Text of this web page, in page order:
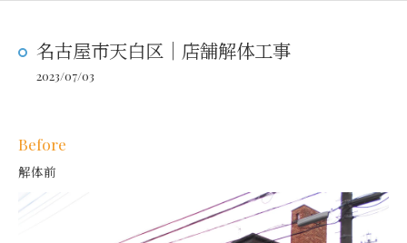
名古屋市天白区｜店舗解体工事
2023/07/03
Before
解体前